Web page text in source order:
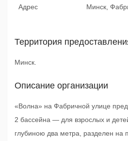
Адрес Минск,
Территория
Минск.
Описание организации
«Волна» на Фабричной улице
2 бассейна — для взрослых и
глубиною два метра, разделен на